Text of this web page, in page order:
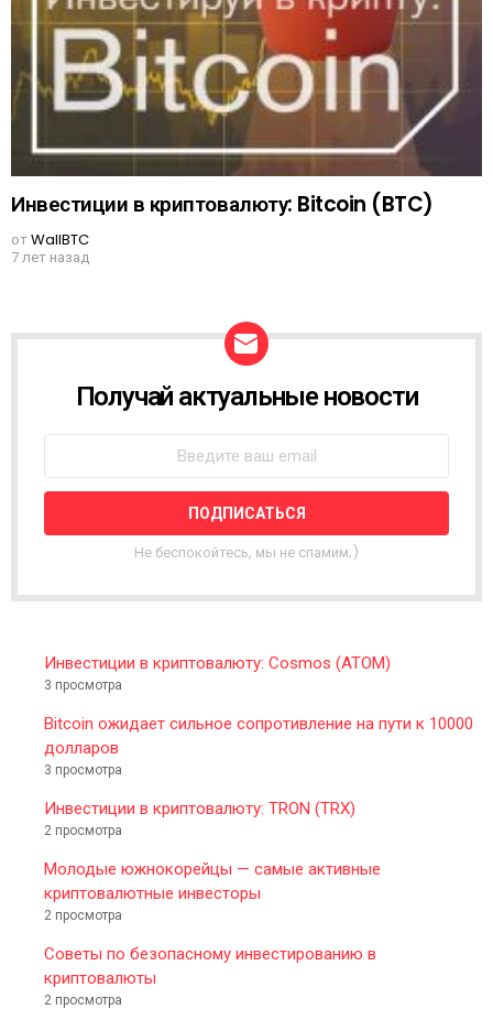
Инвестиции в криптовалюту: Bitcoin (BTC)
отWallBTC
7 лет назад
W
L
E
T
R
Получай актуальные новости
Не беспокойтесь, мы не спамим;)
Инвестиции в криптовалюту: Cosmos (ATOM)
3 просмотра
Bitcoin ожидает сильное сопротивление на пути к 10000
долларов
3 просмотра
Инвестиции в криптовалюту: TRON (TRX)
2 просмотра
Молодые южнокорейцы — самые активные
криптовалютные инвесторы
2 просмотра
Советы по безопасному инвестированию в
криптовалюты
2 просмотра